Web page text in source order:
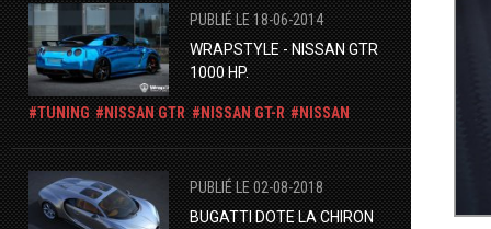
PUBLIÉ LE 18-06-2014
WRAPSTYLE - NISSAN GTR
1000 HP.
TUNING NISSAN GTR NISSAN GT-R NISSAN
PUBLIÉ LE 02-08-2018
BUGATTI DOTE LA CHIRON